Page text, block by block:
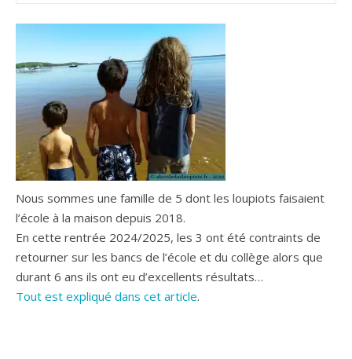
Nous sommes une famille de 5 dont les loupiots faisaient
l’école à la maison depuis 2018.
En cette rentrée 2024/2025, les 3 ont été contraints de
retourner sur les bancs de l’école et du collège alors que
durant 6 ans ils ont eu d’excellents résultats…
Tout est expliqué dans cet article.